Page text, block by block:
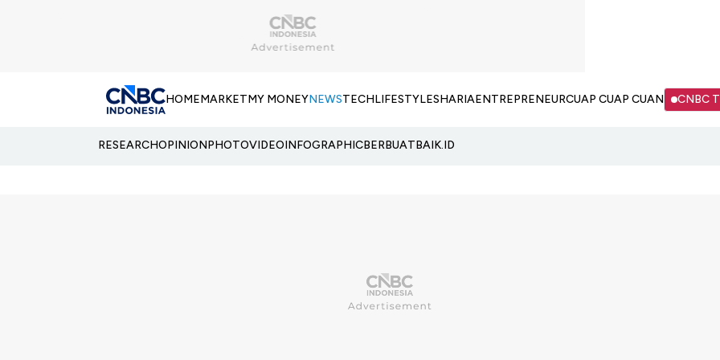
HOMEMARKETMY MONEYNEWSTECHLIFESTYLESHARIAENTREPRENEURCUAP CUAP CUAN CNBC
RESEARCHOPINIONPHOTOVIDEOINFOGRAPHICBERBUATBAIK.ID